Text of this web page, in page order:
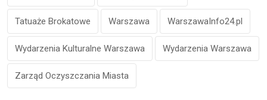
Tatuaże Brokatowe Warszawa WarszawaInfo24.pl
Wydarzenia Kulturalne Warszawa Wydarzenia Warszawa
Zarząd Oczyszczania Miasta